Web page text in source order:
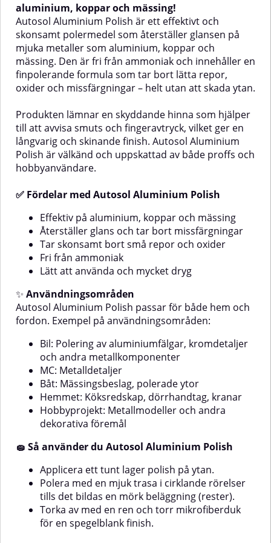
att skada metallytan.Den ger en
intensiv men skonsam
behandling som inte bara
återställer glansen, utan även
skyddar ytan mot framtida
rostangrepp och oxidation.
Produkten är dryg och enkel att
applicera med trasa, vilket gör
den mycket
Liquid är även mångsidig och kan
i vissa fall användas på glasfiber,
glas samt vissa typer av plast för
att ta bort repor och smuts.✅
Fördelar med Metal Polish
LiquidEffektiv mot oxidering,
glans och skydd mot framtida
rostLämplig för krom, nickel och
andra hårda metallerKan
användas på glas, glasfiber och
vissa plasterEnkel att
appliceraDryg – en liten mängd
räcker långt💡
AnvändningApplicera en liten
polera ytan med cirklande
rörelser. Torka bort rester med
en ren, torr trasa för att uppnå
ett skinande resultat.
Autosol Kromglans enkelt
oxidation, korrosion, rost och
fläckar, och lämnar samtidigt en
osynlig skyddande beläggning
som ger långvarig glans. Den
fungerar utmärkt på metaller
som krom, koppar, mässing och
tenn – perfekt för allt från fordon
till inredningsdetaljer!✅ Fördelar
omedelbar och långvarig glansTar
bort oxidation, rost, korrosion
och fläckarSkyddande hinna för
längre glanseffektLätt att
använda – kräver ingen
användningsområden✨
Kromglans är idealisk för både
hem och fordon. Använd den till
exempel på:Bilar, MC och båtar –
kromade detaljer, fälgar, avgasrör
beslag, kranar, dörrhandtag
m.m.Metaller som: krom, koppar,
som finpolerande rubbing på
lack, gelcoat samt vissa mjuka
och hårda plasterSå använder du
är ren, torr och fri från
smuts.Applicera en liten mängd
trasa eller mikrofiberduk.Polera
med cirkelrörelser tills du ser en
jämn glans.Låt inte medlet torka
in på ytan.Torka av med en ren
aluminium, koppar och mässing!
Autosol Aluminium Polish är ett effektivt och
skonsamt polermedel som återställer glansen på
mjuka metaller som aluminium, koppar och
mässing. Den är fri från ammoniak och innehåller en
finpolerande formula som tar bort lätta repor,
oxider och missfärgningar – helt utan att skada ytan.
Produkten lämnar en skyddande hinna som hjälper
till att avvisa smuts och fingeravtryck, vilket ger en
långvarig och skinande finish. Autosol Aluminium
Polish är välkänd och uppskattad av både proffs och
hobbyanvändare.
✅ Fördelar med Autosol Aluminium Polish
Effektiv på aluminium, koppar och mässing
Återställer glans och tar bort missfärgningar
Tar skonsamt bort små repor och oxider
Fri från ammoniak
Lätt att använda och mycket dryg
✨ Användningsområden
Autosol Aluminium Polish passar för både hem och
fordon. Exempel på användningsområden:
Bil: Polering av aluminiumfälgar, kromdetaljer
och andra metallkomponenter
MC: Metalldetaljer
Båt: Mässingsbeslag, polerade ytor
Hemmet: Köksredskap, dörrhandtag, kranar
Hobbyprojekt: Metallmodeller och andra
dekorativa föremål
🧽 Så använder du Autosol Aluminium Polish
Applicera ett tunt lager polish på ytan.
Polera med en mjuk trasa i cirklande rörelser
tills det bildas en mörk beläggning (rester).
Torka av med en ren och torr mikrofiberduk
för en spegelblank finish.